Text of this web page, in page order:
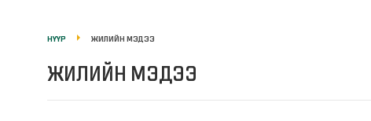
НҮҮР ЖИЛИЙН МЭДЭЭ
ЖИЛИЙН МЭДЭЭ